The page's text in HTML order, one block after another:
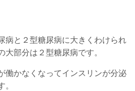
と２型糖尿病に大きくわけられ
大部分は２型糖尿病です。
働かなくなってインスリンが分泌
。